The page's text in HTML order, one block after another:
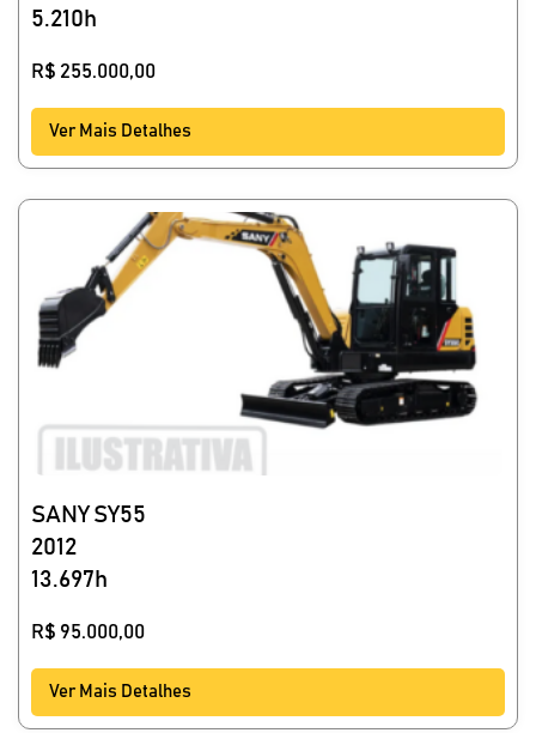
5.210h
R$ 255.000,00
Ver Mais Detalhes
SANY SY55
2012
13.697h
R$ 95.000,00
Ver Mais Detalhes